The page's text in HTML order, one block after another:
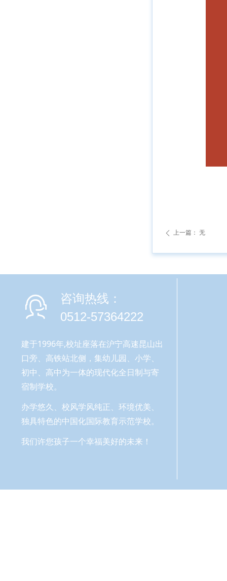
ꄴ 上一篇： 无
咨询热线：
0512-57364222
建于1996年,校址座落在沪宁高速昆山出
口旁、高铁站北侧，集幼儿园、小学、
初中、高中为一体的现代化全日制与寄
宿制学校。
办学悠久、校风学风纯正、环境优美、
独具特色的中国化国际教育示范学校。
我们许您孩子一个幸福美好的未来！